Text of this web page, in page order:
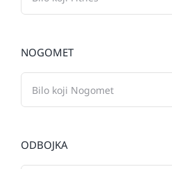
NOGOMET
ODBOJKA